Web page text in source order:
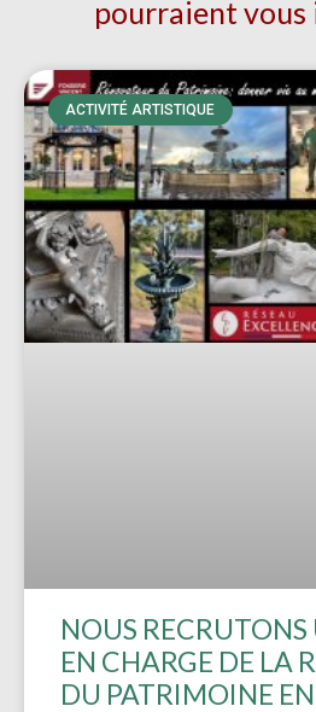
pourraient vous
ACTIVITÉ ARTISTIQUE
NOUS
EN CHARGE DE LA
DU PATRIMOINE